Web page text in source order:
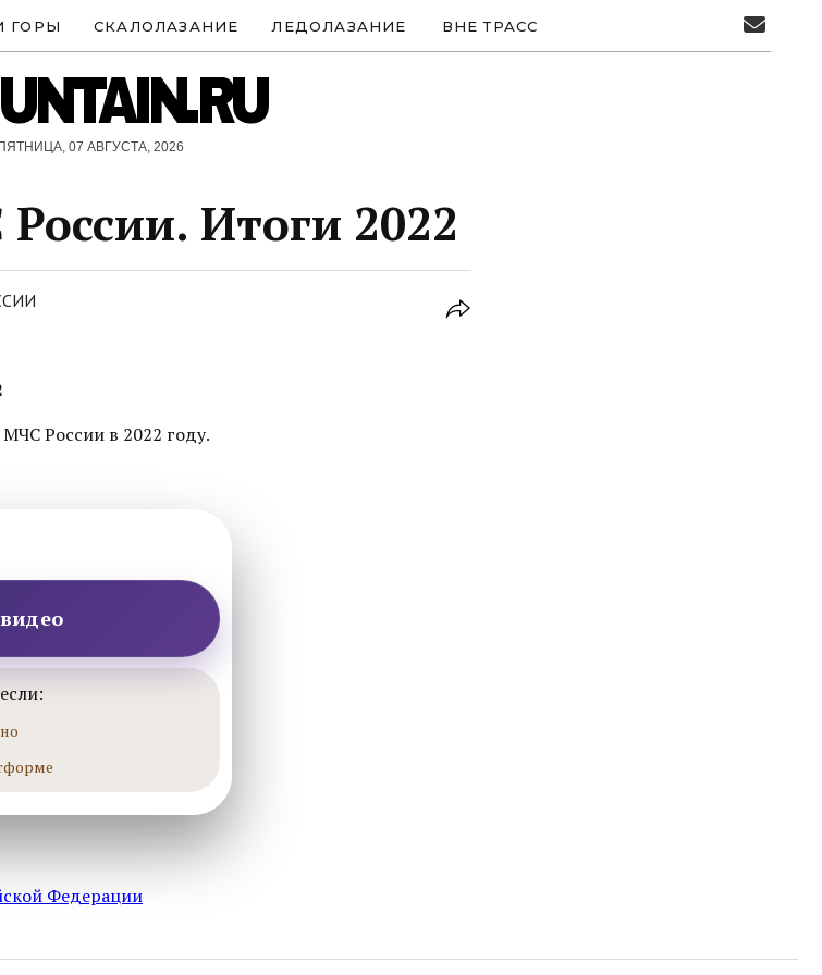
ГОРЫ СКАЛОЛАЗАНИЕ ЛЕДОЛАЗАНИЕ ВНЕ ТРАСС
ПЯТНИЦА, 07 АВГУСТА, 2026
Итоги 2022
России в 2022 году.
Федерации